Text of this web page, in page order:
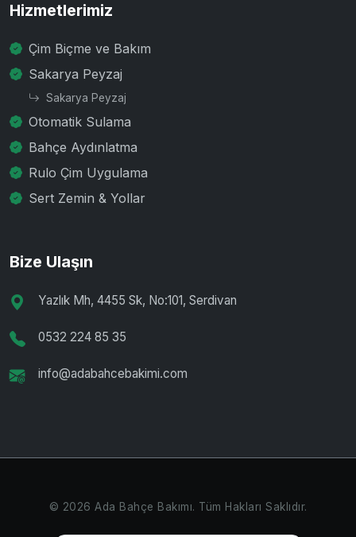
Hizmetlerimiz
Çim Biçme ve Bakım
Sakarya Peyzaj
Sakarya Peyzaj
Otomatik Sulama
Bahçe Aydınlatma
Rulo Çim Uygulama
Sert Zemin & Yollar
Bize Ulaşın
Yazlık Mh, 4455 Sk, No:101, Serdivan
0532 224 85 35
info@adabahcebakimi.com
© 2026 Ada Bahçe Bakımı. Tüm Hakları Saklıdır.